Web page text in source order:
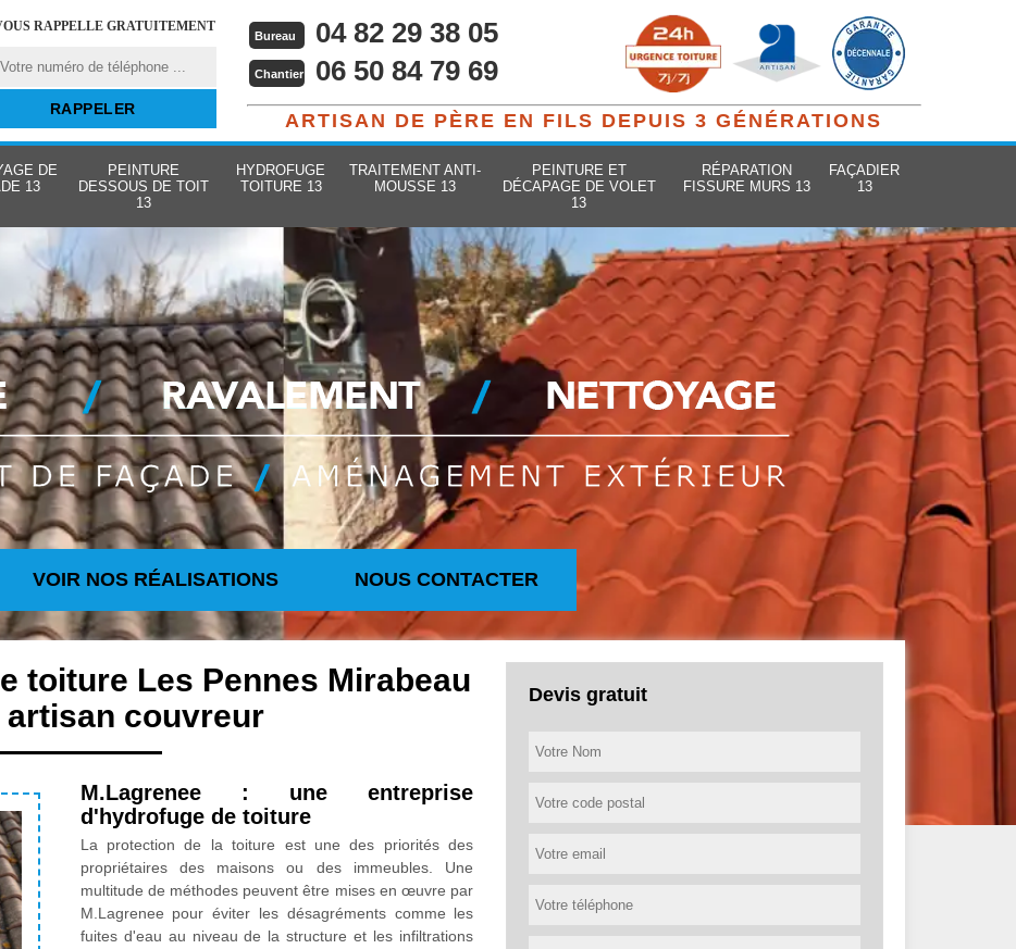
RAPPELLE GRATUITEMENT
Bureau 04 82 29 38 05
Chantier 06 50 84 79 69
ARTISAN DE PÈRE EN FILS DEPUIS 3 GÉNÉRATIONS
DE
13
PEINTURE
DESSOUS DE TOIT
13
HYDROFUGE
TOITURE 13
TRAITEMENT ANTI-
MOUSSE 13
PEINTURE ET
DÉCAPAGE DE VOLET
13
RÉPARATION
FISSURE MURS 13
FAÇADIER
13
VOIR NOS RÉALISATIONS NOUS CONTACTER
toiture Les Pennes Mirabeau
artisan couvreur
M.Lagrenee : une entreprise
d'hydrofuge de toiture
La protection de la toiture est une des priorités des
propriétaires des maisons ou des immeubles. Une
multitude de méthodes peuvent être mises en œuvre par
M.Lagrenee pour éviter les désagréments comme les
fuites d'eau au niveau de la structure et les infiltrations
Devis gratuit